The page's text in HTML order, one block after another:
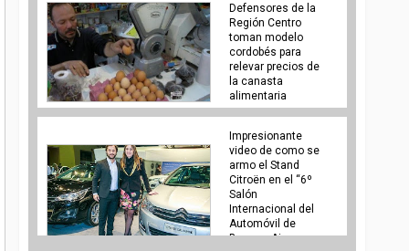
Defensores de la
Región Centro
toman modelo
cordobés para
relevar precios de
la canasta
alimentaria
Impresionante
video de como se
armo el Stand
Citroën en el “6º
Salón
Internacional del
Automóvil de
Buenos Aires